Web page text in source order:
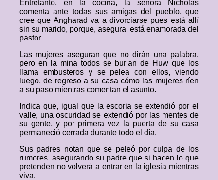
Entretanto, en la cocina, la señora Nicholas
comenta ante todas sus amigas del pueblo, que
cree que Angharad va a divorciarse pues está allí
sin su marido, porque, asegura, está enamorada del
pastor.
Las mujeres aseguran que no dirán una palabra,
pero en la mina todos se burlan de Huw que los
llama embusteros y se pelea con ellos, viendo
luego, de regreso a su casa cómo las mujeres ríen
a su paso mientras comentan el asunto.
Indica que, igual que la escoria se extendió por el
valle, una oscuridad se extendió por las mentes de
su gente, y por primera vez la puerta de su casa
permaneció cerrada durante todo el día.
Sus padres notan que se peleó por culpa de los
rumores, asegurando su padre que si hacen lo que
pretenden no volverá a entrar en la iglesia mientras
viva.